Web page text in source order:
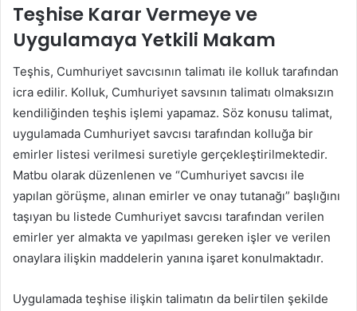
Teşhise Karar Vermeye ve
Uygulamaya Yetkili Makam
Teşhis, Cumhuriyet savcısının talimatı ile kolluk tarafından
icra edilir. Kolluk, Cumhuriyet savsının talimatı olmaksızın
kendiliğinden teşhis işlemi yapamaz. Söz konusu talimat,
uygulamada Cumhuriyet savcısı tarafından kolluğa bir
emirler listesi verilmesi suretiyle gerçekleştirilmektedir.
Matbu olarak düzenlenen ve “Cumhuriyet savcısı ile
yapılan görüşme, alınan emirler ve onay tutanağı” başlığını
taşıyan bu listede Cumhuriyet savcısı tarafından verilen
emirler yer almakta ve yapılması gereken işler ve verilen
onaylara ilişkin maddelerin yanına işaret konulmaktadır.
Uygulamada teşhise ilişkin talimatın da belirtilen şekilde